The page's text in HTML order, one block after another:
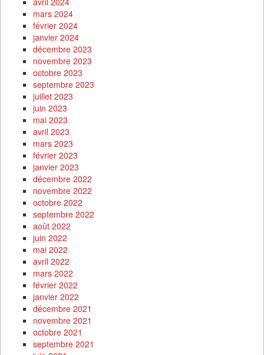
mars 2024
février 2024
janvier 2024
décembre 2023
novembre 2023
octobre 2023
septembre 2023
juillet 2023
juin 2023
mai 2023
avril 2023
mars 2023
février 2023
janvier 2023
décembre 2022
novembre 2022
octobre 2022
septembre 2022
août 2022
juin 2022
mai 2022
avril 2022
mars 2022
février 2022
janvier 2022
décembre 2021
novembre 2021
octobre 2021
septembre 2021